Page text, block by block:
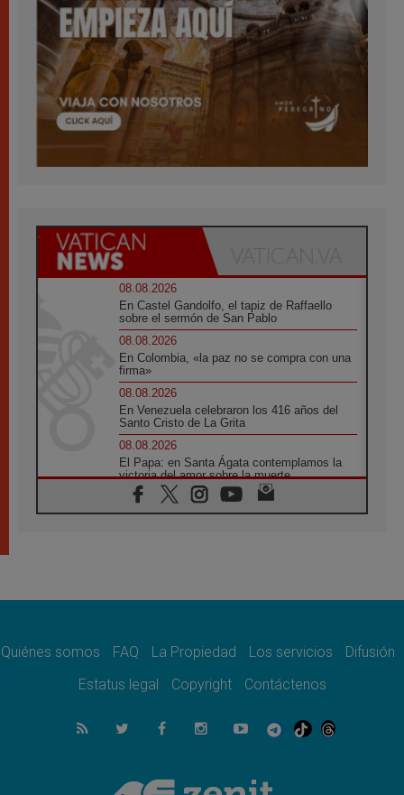
08.08.2026
En Castel Gandolfo, el tapiz de Raffaello
sobre el sermón de San Pablo
08.08.2026
En Colombia, «la paz no se compra con una
firma»
08.08.2026
En Venezuela celebraron los 416 años del
Santo Cristo de La Grita
08.08.2026
El Papa: en Santa Ágata contemplamos la
victoria del amor sobre la muerte
08.08.2026
León XIV visitará el Santuario de la Madre
07.08.2026
07.08.2026
el compromiso del cristiano"
La matanza de niños en Gaza no cesa: 300
muertos en 300 días
Tagle: La guerra desfigura el mundo, solo la
revelación de Dios lo transfigura
Quiénes somos FAQ La Propiedad Los servicios
Difusión
Estatus legal
Copyright Contáctenos